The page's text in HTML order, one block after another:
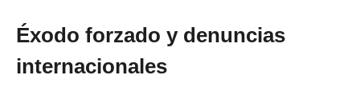
Éxodo forzado y denuncias
internacionales